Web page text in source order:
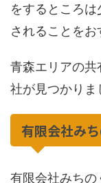
をするところ
されることをお
青森エリアの
社が見つかりま
有限会社み
有限会社みち